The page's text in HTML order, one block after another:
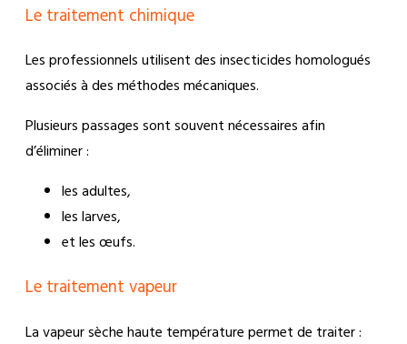
Le traitement chimique
Les professionnels utilisent des insecticides homologués
associés à des méthodes mécaniques.
Plusieurs passages sont souvent nécessaires afin
d’éliminer :
les adultes,
les larves,
et les œufs.
Le traitement vapeur
La vapeur sèche haute température permet de traiter :